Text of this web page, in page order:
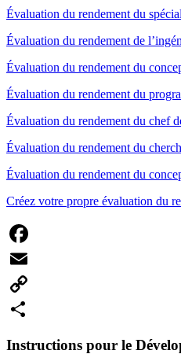
Évaluation du rendement du
Évaluation du rendement de
Évaluation du rendement du
Évaluation du rendement du
Évaluation du rendement du chef
Évaluation du rendement du
Évaluation du rendement du
Créez votre propre évaluation du
Facebook
Email
Copy
Instructions pour le